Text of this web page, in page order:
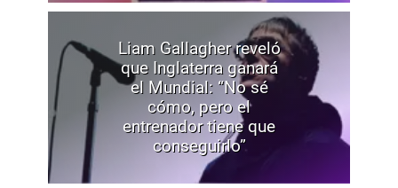
Liam Gallagher reveló
que Inglaterra ganará
el Mundial: “No sé
cómo, pero el
entrenador tiene que
conseguirlo”